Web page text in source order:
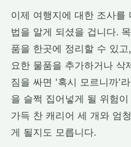
이제 여행지에 대한 조사를
법을 알게 되셨을 겁니다.
품을 한곳에 정리할 수 있
요한 물품을 추가하거나 삭
짐을 싸면 '혹시 모르니까'
을 슬쩍 집어넣게 될 위험
가득 찬 캐리어 세 개와 엄
게 될지도 모릅니다.